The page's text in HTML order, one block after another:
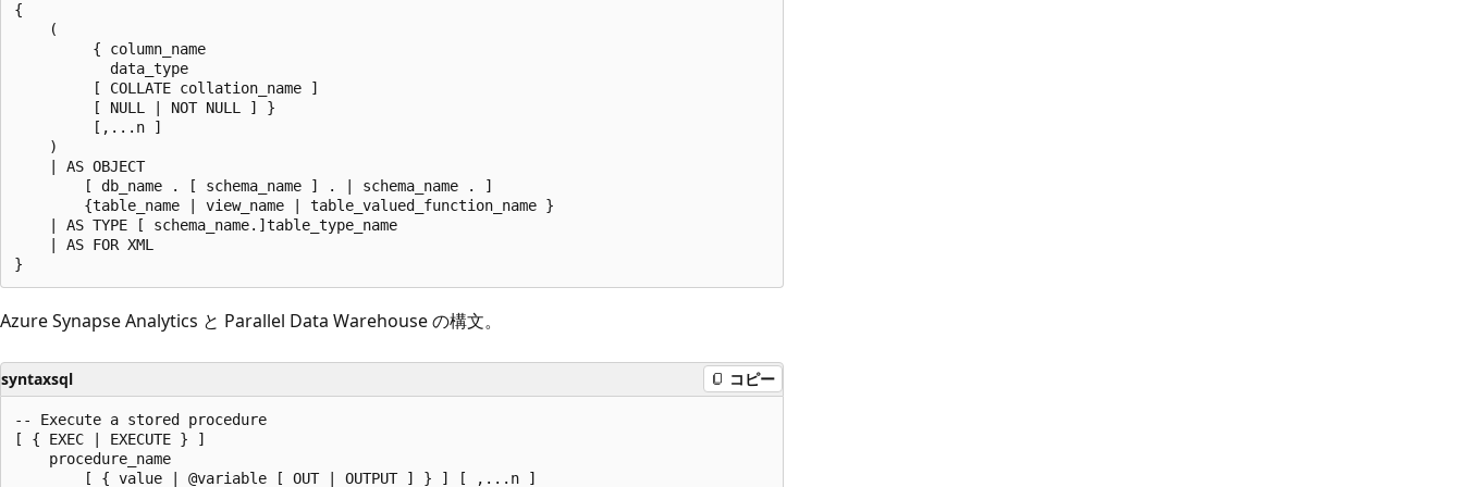
{
    (
         { column_name
           data_type
         [ COLLATE collation_name ]
         [ NULL | NOT NULL ] }
         [,...n ]
    )
    | AS OBJECT
        [ db_name . [ schema_name ] . | schema_name . ]
        {table_name | view_name | table_valued_function_name }
    | AS TYPE [ schema_name.]table_type_name
    | AS FOR XML
Azure Synapse Analytics と Parallel Data Warehouse の構文。
syntaxsql コピー
-- Execute a stored procedure
[ { EXEC | EXECUTE } ]
    procedure_name
        [ { value | @variable [ OUT | OUTPUT ] } ] [ ,...n ]